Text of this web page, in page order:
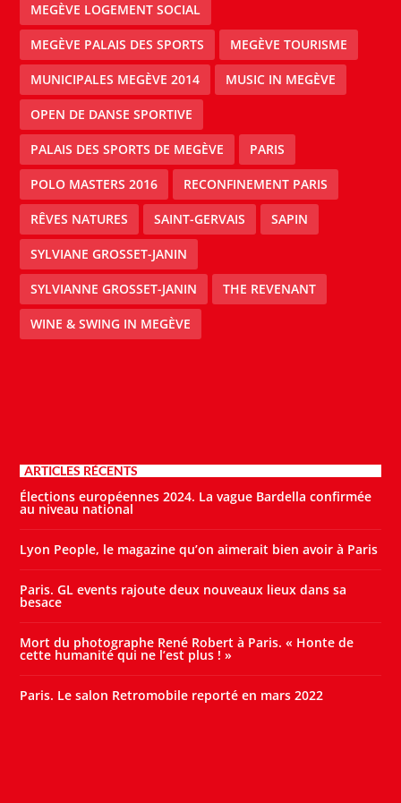
MEGÈVE LOGEMENT SOCIAL
MEGÈVE PALAIS DES SPORTS MEGÈVE TOURISME
MUNICIPALES MEGÈVE 2014 MUSIC IN MEGÈVE
OPEN DE DANSE SPORTIVE
PALAIS DES SPORTS DE MEGÈVE PARIS
POLO MASTERS 2016 RECONFINEMENT PARIS
RÊVES NATURES SAINT-GERVAIS SAPIN
SYLVIANE GROSSET-JANIN
SYLVIANNE GROSSET-JANIN THE REVENANT
WINE & SWING IN MEGÈVE
ARTICLES RÉCENTS
Élections européennes 2024. La vague Bardella confirmée
au niveau national
Lyon People, le magazine qu’on aimerait bien avoir à Paris
Paris. GL events rajoute deux nouveaux lieux dans sa
besace
Mort du photographe René Robert à Paris. « Honte de
cette humanité qui ne l’est plus ! »
Paris. Le salon Retromobile reporté en mars 2022